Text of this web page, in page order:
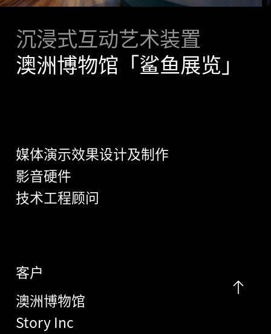
沉浸式互动艺术装置
澳洲博物馆「鲨鱼展览」
媒体演示效果设计及制作
影音硬件
技术工程顾问
客户
澳洲博物馆
Story Inc